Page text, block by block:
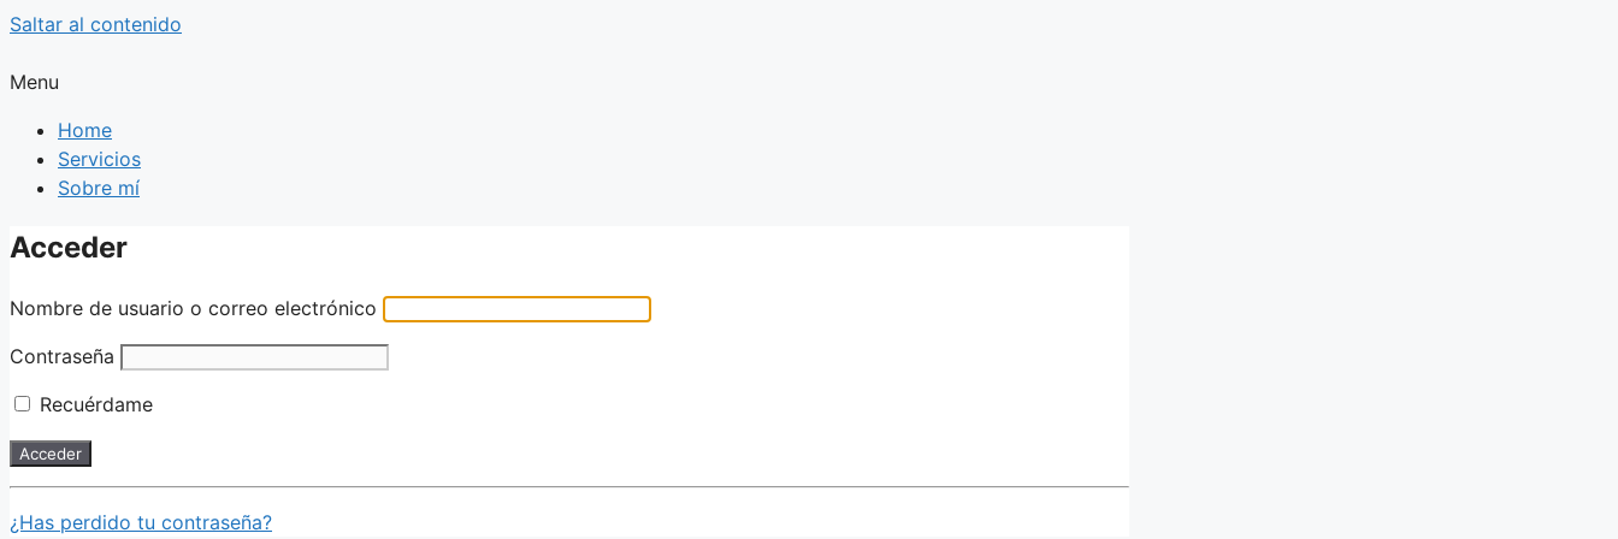
Saltar al contenido
Menu
Home
Servicios
Sobre mí
Acceder
Nombre de usuario o correo electrónico
Contraseña
Recuérdame
¿Has perdido tu contraseña?